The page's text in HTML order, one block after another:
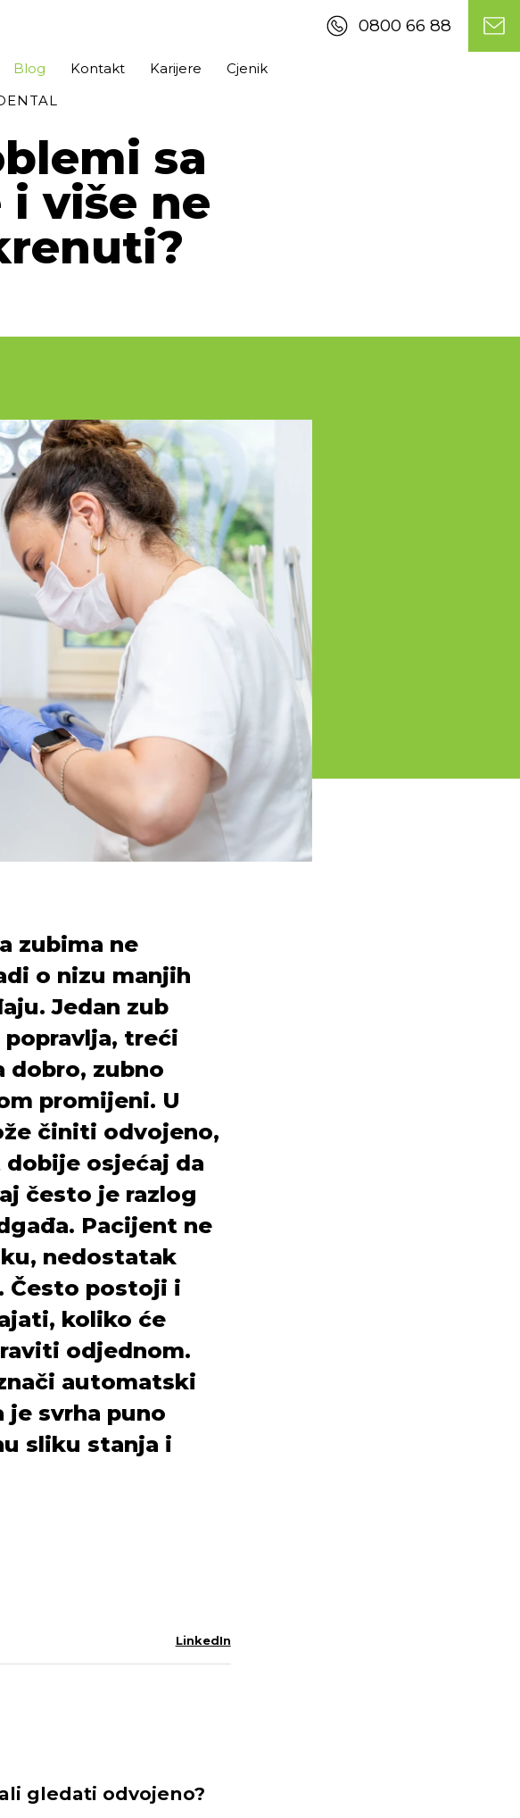
0800 66 88
Blog Kontakt Karijere
Cjenik
sa
više ne
zubima ne
o nizu manjih
Jedan zub
treći
dobro, zubno
promijeni. U
činiti odvojeno,
osjećaj da
često je razlog
Pacijent ne
nedostatak
Često postoji i
koliko će
odjednom.
automatski
svrha puno
sliku stanja i
LinkedIn
gledati odvojeno?